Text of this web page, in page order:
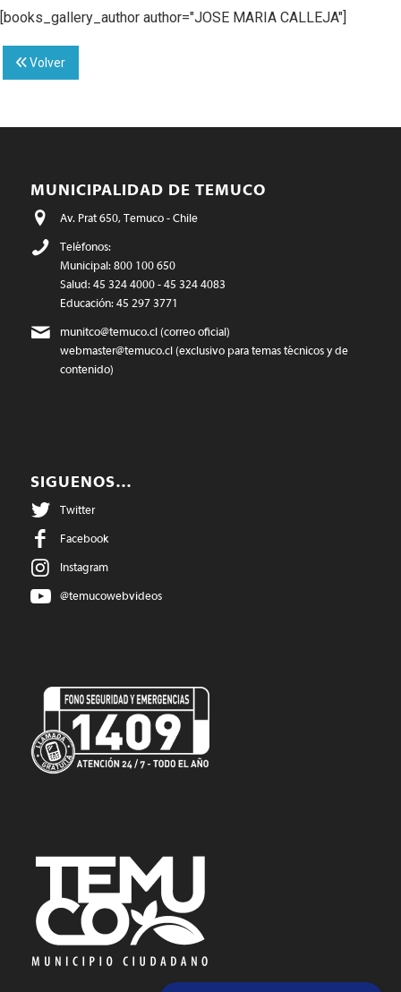
[books_gallery_author author="JOSE MARIA CALLEJA"]
Volver
MUNICIPALIDAD DE TEMUCO
Av. Prat 650, Temuco - Chile
Teléfonos:
Municipal: 800 100 650
Salud: 45 324 4000 - 45 324 4083
Educación: 45 297 3771
munitco@temuco.cl(correo oficial)
webmaster@temuco.cl(exclusivo para temas técnicos y de
contenido)
SIGUENOS…
Twitter
Facebook
Instagram
@temucowebvideos